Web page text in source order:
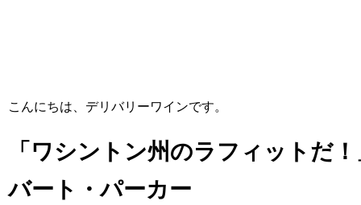
こんにちは、デリバリーワインです。
「ワシントン州のラフィットだ
バート・パーカー